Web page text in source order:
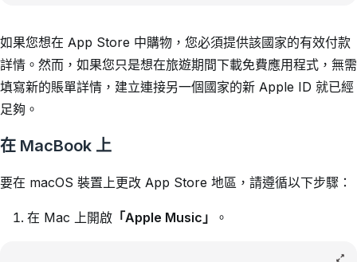
如果您想在 App Store 中購物，您必須提供該國家的有效付款
詳情。然而，如果您只是想在旅遊期間下載免費應用程式，無需
填寫新的賬單詳情，建立連接另一個國家的新 Apple ID 就已經
足夠。
在 MacBook 上
要在 macOS 裝置上更改 App Store 地區，請遵循以下步驟：
在 Mac 上開啟「Apple Music」 。